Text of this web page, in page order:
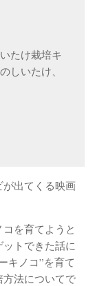
たけ栽培キ
しいたけ、
出てくる映画
を育てようと
トできた話に
キノコ”を育て
法についてで